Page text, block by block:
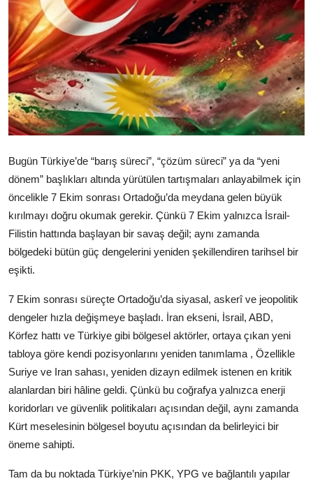
Video
Yazarlar
Arşiv
İletişim
Bugün Türkiye’de “barış süreci”, “çözüm süreci” ya da “yeni
dönem” başlıkları altında yürütülen tartışmaları anlayabilmek için
öncelikle 7 Ekim sonrası Ortadoğu’da meydana gelen büyük
kırılmayı doğru okumak gerekir. Çünkü 7 Ekim yalnızca İsrail-
Filistin hattında başlayan bir savaş değil; aynı zamanda
bölgedeki bütün güç dengelerini yeniden şekillendiren tarihsel bir
eşikti.
7 Ekim sonrası süreçte Ortadoğu’da siyasal, askerî ve jeopolitik
dengeler hızla değişmeye başladı. İran ekseni, İsrail, ABD,
Körfez hattı ve Türkiye gibi bölgesel aktörler, ortaya çıkan yeni
tabloya göre kendi pozisyonlarını yeniden tanımlama , Özellikle
Suriye ve Iran sahası, yeniden dizayn edilmek istenen en kritik
alanlardan biri hâline geldi. Çünkü bu coğrafya yalnızca enerji
koridorları ve güvenlik politikaları açısından değil, aynı zamanda
Kürt meselesinin bölgesel boyutu açısından da belirleyici bir
öneme sahipti.
Tam da bu noktada Türkiye’nin PKK, YPG ve bağlantılı yapılar